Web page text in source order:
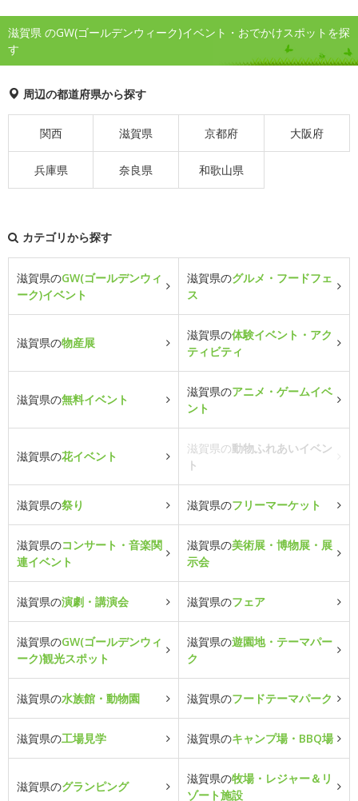
滋賀県 のGW(ゴールデンウィーク)イベント・おでかけスポットを探
す
周辺の都道府県から探す
関西 滋賀県 京都府 大阪府
兵庫県 奈良県 和歌山県
カテゴリから探す
滋賀県のGW(ゴールデンウィ
ーク)イベント
滋賀県のグルメ・フードフェ
ス
滋賀県の物産展
滋賀県の体験イベント・アク
ティビティ
滋賀県の無料イベント
滋賀県のアニメ・ゲームイベ
ント
滋賀県の花イベント
滋賀県の動物ふれあいイベン
ト
滋賀県の祭り 滋賀県のフリーマーケット
滋賀県のコンサート・音楽関
連イベント
滋賀県の美術展・博物展・展
示会
滋賀県の演劇・講演会 滋賀県のフェア
滋賀県のGW(ゴールデンウィ
ーク)観光スポット
滋賀県の遊園地・テーマパー
ク
滋賀県の水族館・動物園 滋賀県のフードテーマパーク
滋賀県の工場見学 滋賀県のキャンプ場・BBQ場
滋賀県のグランピング
滋賀県の牧場・レジャー＆リ
ゾート施設